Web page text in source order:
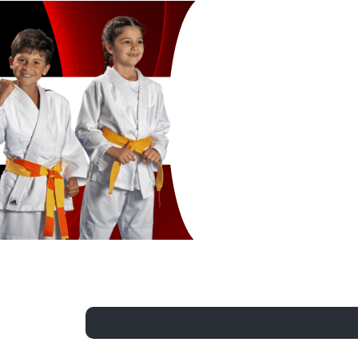
Exporter les lignes sélectionnées
Exporter toutes les colonnes
Exporter uniquement les colonnes affichées
Menu
?>
Images de la page d'accueil
Cliquez pour éditer